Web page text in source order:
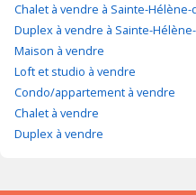
Chalet à vendre à Sainte-
Duplex à vendre à Sainte-
Maison à vendre
Loft et studio à vendre
Condo/appartement à vendre
Chalet à vendre
Duplex à vendre